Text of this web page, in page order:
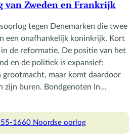
van Zweden en Frankrijk
tegen Denemarken die twee
een onafhankelijk koninkrijk. Kort
de reformatie. De positie van het
en de politiek is expansief:
maar komt daardoor
zijn buren. Bondgenoten In…
1660 Noordse oorlog